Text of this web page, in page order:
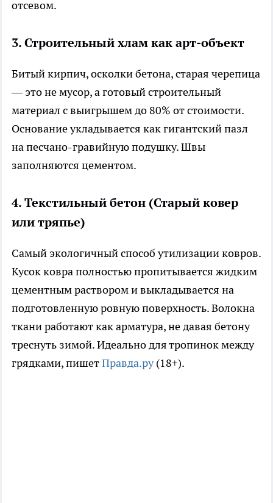
отсевом.
3. Строительный хлам как арт-объект
Битый кирпич, осколки бетона, старая черепица
— это не мусор, а готовый строительный
материал с выигрышем до 80% от стоимости.
Основание укладывается как гигантский пазл
на песчано-гравийную подушку. Швы
заполняются цементом.
4. Текстильный бетон (Старый ковер
или тряпье)
Самый экологичный способ утилизации ковров.
Кусок ковра полностью пропитывается жидким
цементным раствором и выкладывается на
подготовленную ровную поверхность. Волокна
ткани работают как арматура, не давая бетону
треснуть зимой. Идеально для тропинок между
грядками, пишетПравда.ру(18+).